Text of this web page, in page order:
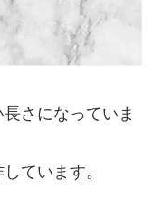
さになっていま
ています。